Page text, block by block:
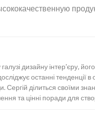
дизайну інтер’єру,
останні
Сергій ділиться своїми
та цінні поради для